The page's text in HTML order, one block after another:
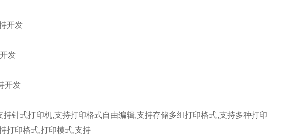
开发
发
开发
持针式打印机,支持打印格式自由编辑,支持存储多组打印格式,支持多种打印
打印格式,打印模式,支持